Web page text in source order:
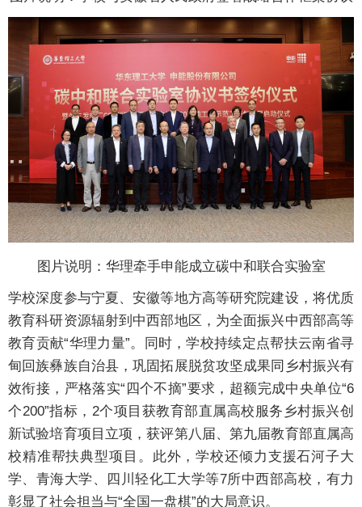
图片说明：华理牵手申能成立碳中和联合实验室
学校深度参与宁夏、安徽等地方高等研究院建设，将优质
教育科研资源辐射到中西部地区，为全面振兴中西部高等
教育贡献“华理力量”。同时，学校持续定点帮扶云南省寻
甸回族彝族自治县，巩固拓展脱贫攻坚成果同乡村振兴有
效衔接，严格落实“四个不摘”要求，超额完成中央单位“6
个200”指标，2个项目获教育部直属高校服务乡村振兴创
新试验培育项目立项，获评第八届、第九届教育部直属高
校精准帮扶典型项目。此外，学校还倾力支援石河子大
学、青海大学、四川轻化工大学等7所中西部高校，有力
彰显了社会担当与“全国一盘棋”的大局意识。